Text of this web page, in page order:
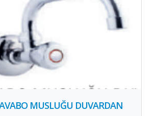
MUSLUĞU DUVARDAN